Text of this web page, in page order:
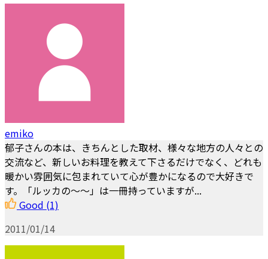
emiko
郁子さんの本は、きちんとした取材、様々な地方の人々との
交流など、新しいお料理を教えて下さるだけでなく、どれも
暖かい雰囲気に包まれていて心が豊かになるので大好きで
す。「ルッカの～～」は一冊持っていますが...
Good (1)
2011/01/14